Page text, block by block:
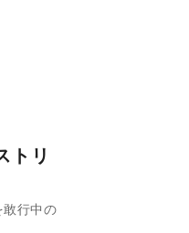
トリ
行中の